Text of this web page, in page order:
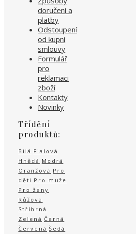
doručení a
platby
Odstoupení
od kupní
smlouvy
Formulář
pro
reklamaci
zboží
Kontakty
Novinky
Třídění
produktů:
Bílá Fialová
Hnědá Modrá
Oranžová Pro
děti Pro muže
Pro ženy
Růžová
Stříbrná
Zelená Černá
Červená Šedá